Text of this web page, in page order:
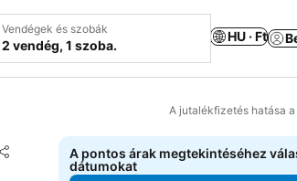
Vendégek és szobák
2 vendég, 1 szoba.
HU · Ft
A jutalékfizetés hatása
Megosztás
Hozzáadás a kedvencekhez
A pontos árak megtekintéséhez
dátumokat